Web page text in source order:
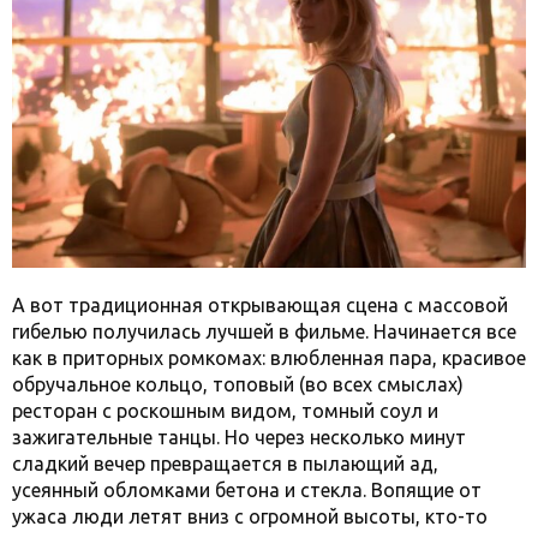
А вот традиционная открывающая сцена с массовой
гибелью получилась лучшей в фильме. Начинается все
как в приторных ромкомах: влюбленная пара, красивое
обручальное кольцо, топовый (во всех смыслах)
ресторан с роскошным видом, томный соул и
зажигательные танцы. Но через несколько минут
сладкий вечер превращается в пылающий ад,
усеянный обломками бетона и стекла. Вопящие от
ужаса люди летят вниз с огромной высоты, кто-то